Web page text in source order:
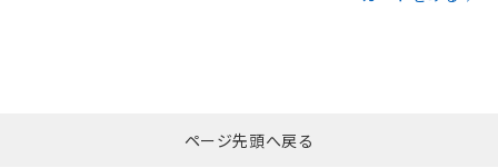
ページ先頭へ戻る